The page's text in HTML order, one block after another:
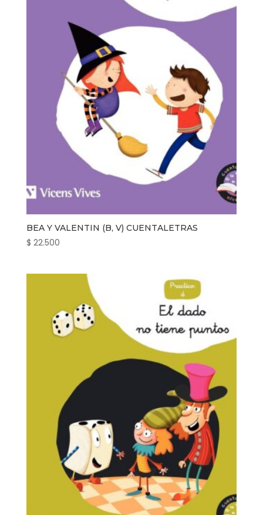
BEA Y VALENTIN (B, V) CUENTALETRAS
$ 22.500